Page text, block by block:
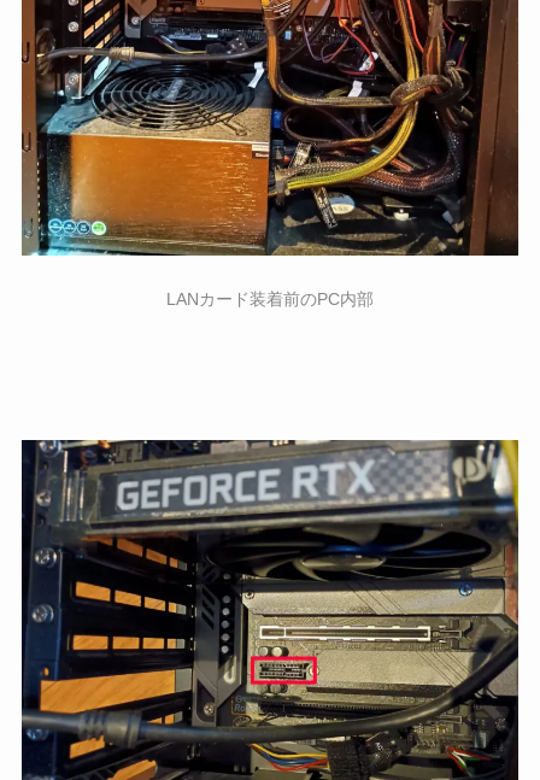
LANカード装着前のPC内部